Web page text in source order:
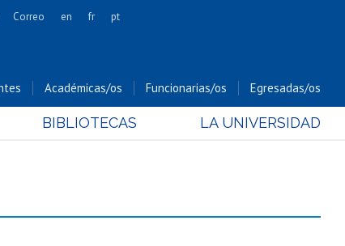
Cs. Forestales y Conservación
Cs. Sociales
Correo en fr pt
Académicas/os Funcionarias/os Egresadas/os
BIBLIOTECAS LA UNIVERSIDAD